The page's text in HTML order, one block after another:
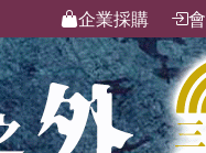
企業採購